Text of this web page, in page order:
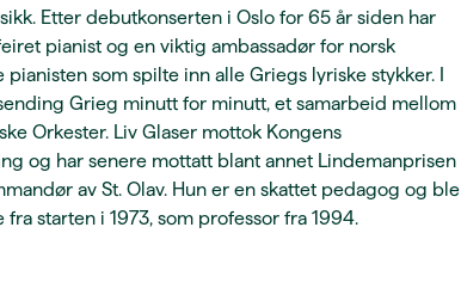
Etter debutkonserten i Oslo for 65 år siden har
pianist og en viktig ambassadør for norsk
som spilte inn alle Griegs lyriske stykker. I
Grieg minutt for minutt, et samarbeid mellom
Orkester. Liv Glaser mottok Kongens
og har senere mottatt blant annet Lindemanprisen
av St. Olav. Hun er en skattet pedagog og ble
starten i 1973, som professor fra 1994.